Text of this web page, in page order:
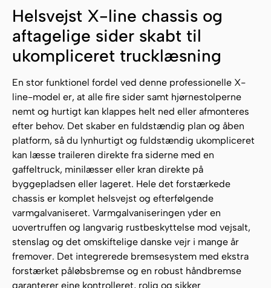
Helsvejst X-line chassis og
aftagelige sider skabt til
ukompliceret trucklæsning
En stor funktionel fordel ved denne professionelle X-
line-model er, at alle fire sider samt hjørnestolperne
nemt og hurtigt kan klappes helt ned eller afmonteres
efter behov. Det skaber en fuldstændig plan og åben
platform, så du lynhurtigt og fuldstændig ukompliceret
kan læsse traileren direkte fra siderne med en
gaffeltruck, minilæsser eller kran direkte på
byggepladsen eller lageret. Hele det forstærkede
chassis er komplet helsvejst og efterfølgende
varmgalvaniseret. Varmgalvaniseringen yder en
uovertruffen og langvarig rustbeskyttelse mod vejsalt,
stenslag og det omskiftelige danske vejr i mange år
fremover. Det integrerede bremsesystem med ekstra
forstærket påløbsbremse og en robust håndbremse
garanterer eine kontrolleret, rolig og sikker